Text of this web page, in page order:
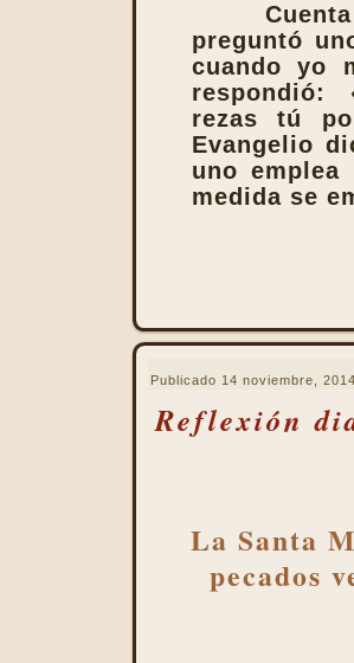
preguntó
cuando yo
respondió:
rezas tú
Evangelio
uno
medida se
Publicado 14 noviembre,
Reflexión
La Santa
pecados